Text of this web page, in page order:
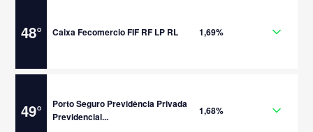
48° Caixa Fecomercio FIF RF LP RL 1,69%
49°
Porto Seguro Previdência Privada
Previdencial...
1,68%